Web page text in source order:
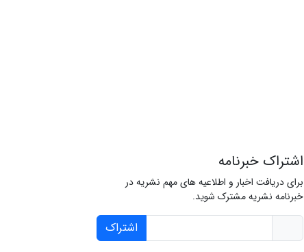
اشتراک خبرنامه
برای دریافت اخبار و اطلاعیه های مهم نشریه در
خبرنامه نشریه مشترک شوید.
اشتراک